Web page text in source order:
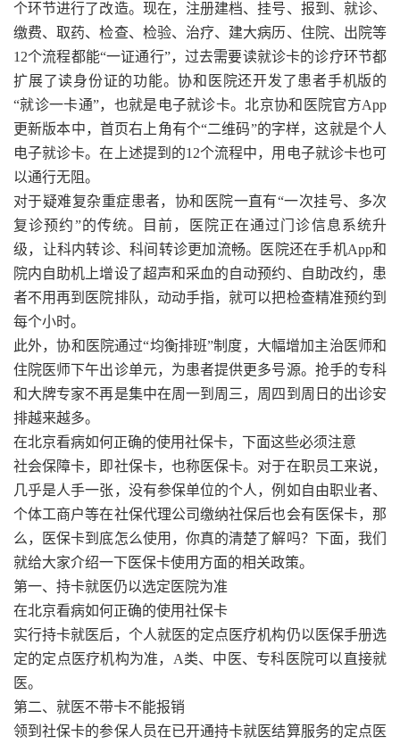
个环节进行了改造。现在，注册建档、挂号、报到、就诊、
缴费、取药、检查、检验、治疗、建大病历、住院、出院等
12个流程都能“一证通行”，过去需要读就诊卡的诊疗环节都
扩展了读身份证的功能。协和医院还开发了患者手机版的
“就诊一卡通”，也就是电子就诊卡。北京协和医院官方App
更新版本中，首页右上角有个“二维码”的字样，这就是个人
电子就诊卡。在上述提到的12个流程中，用电子就诊卡也可
以通行无阻。
对于疑难复杂重症患者，协和医院一直有“一次挂号、多次
复诊预约”的传统。目前，医院正在通过门诊信息系统升
级，让科内转诊、科间转诊更加流畅。医院还在手机App和
院内自助机上增设了超声和采血的自动预约、自助改约，患
者不用再到医院排队，动动手指，就可以把检查精准预约到
每个小时。
此外，协和医院通过“均衡排班”制度，大幅增加主治医师和
住院医师下午出诊单元，为患者提供更多号源。抢手的专科
和大牌专家不再是集中在周一到周三，周四到周日的出诊安
排越来越多。
在北京看病如何正确的使用社保卡，下面这些必须注意
社会保障卡，即社保卡，也称医保卡。对于在职员工来说，
几乎是人手一张，没有参保单位的个人，例如自由职业者、
个体工商户等在社保代理公司缴纳社保后也会有医保卡，那
么，医保卡到底怎么使用，你真的清楚了解吗？下面，我们
就给大家介绍一下医保卡使用方面的相关政策。
第一、持卡就医仍以选定医院为准
在北京看病如何正确的使用社保卡
实行持卡就医后，个人就医的定点医疗机构仍以医保手册选
定的定点医疗机构为准，A类、中医、专科医院可以直接就
医。
第二、就医不带卡不能报销
领到社保卡的参保人员在已开通持卡就医结算服务的定点医